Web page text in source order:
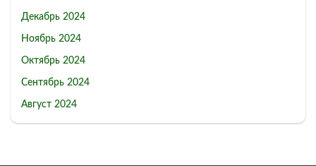
Декабрь 2024
Ноябрь 2024
Октябрь 2024
Сентябрь 2024
Август 2024